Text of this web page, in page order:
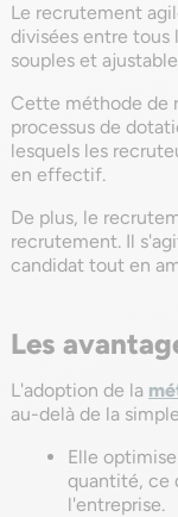
Le recrutement
divisées entre tous
souples et
Cette méthode de
processus de
lesquels les
en effectif.
De plus, le
recrutement. Il
candidat tout en
Les
L'adoption de la
au-delà de la
Elle
quantité, ce
l'entreprise.